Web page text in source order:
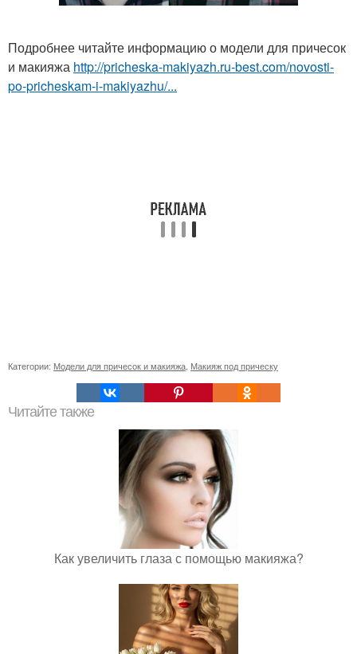
Подробнее читайте информацию о модели для причесок
и макияжа http://pricheska-makiyazh.ru-best.com/novosti-
po-pricheskam-i-makiyazhu/...
Категории: Модели для причесок и макияжа Макияж под прическу
Читайте также
Как увеличить глаза с помощью макияжа?